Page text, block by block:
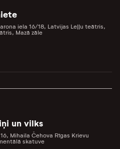
iela 16/18, Latvijas Leļļu teātris,
Mazā zāle
un vilks
Mihaila Čehova Rīgas Krievu
skatuve